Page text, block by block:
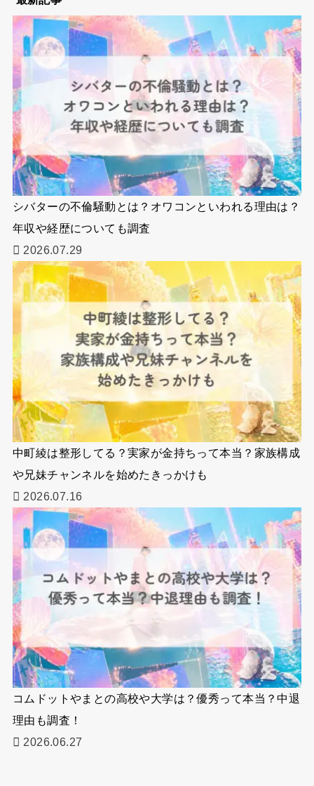
シバターの不倫騒動とは？オワコンといわれる理由は？
年収や経歴についても調査
2026.07.29
中町綾は整形してる？実家が金持ちって本当？家族構成
や兄妹チャンネルを始めたきっかけも
2026.07.16
コムドットやまとの高校や大学は？優秀って本当？中退
理由も調査！
2026.06.27